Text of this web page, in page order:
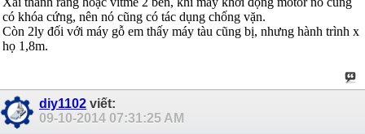
có khóa cứng, nên nó cũng có tác dụng chống vặn.
Còn 2ly đối với máy gỗ em thấy máy tàu cũng bị, nhưng hành trình x
họ 1,8m.
diy1102 viết:
09-10-2014 07:31:25 AM